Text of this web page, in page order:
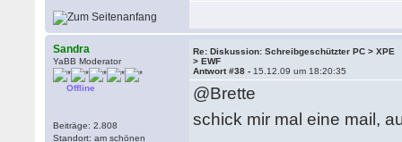
Sandra
YaBB Moderator
Offline
Beiträge: 2.808
Standort: am schönen
Re: Diskussion: Schreibgeschützter PC > XPE
> EWF
Antwort #38 - 15.12.09 um 18:20:35
@Brette
schick mir mal eine mail,